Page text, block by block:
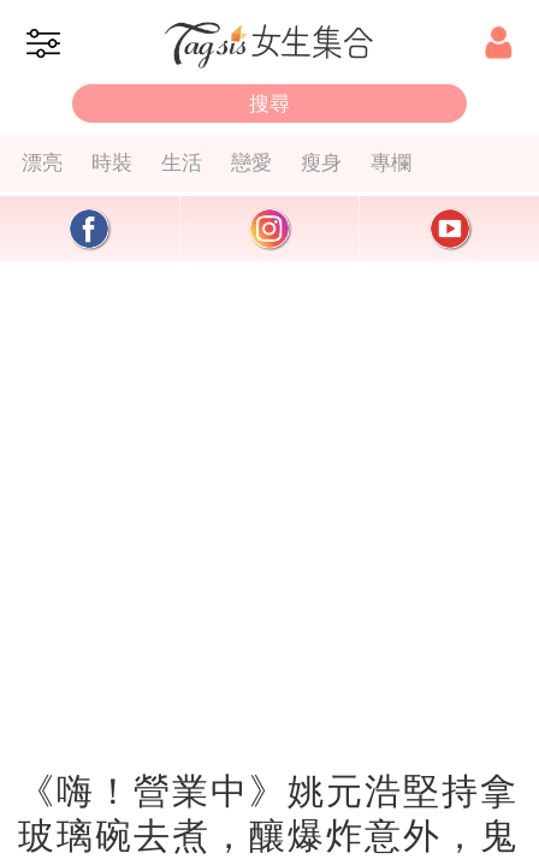
漂亮 時裝 生活 戀愛 瘦身 專欄
《嗨！營業中》姚元浩堅持拿
玻璃碗去煮，釀爆炸意外，鬼